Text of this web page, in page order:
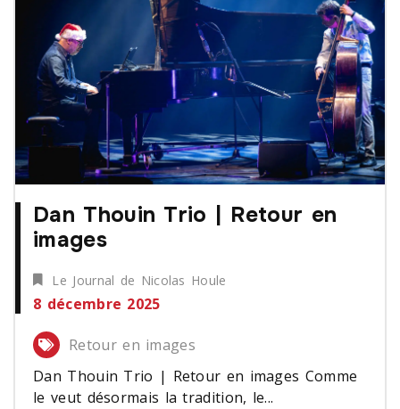
Dan Thouin Trio | Retour en
images
Le Journal de Nicolas Houle
8 décembre 2025
Retour en images
Dan Thouin Trio | Retour en images Comme
le veut désormais la tradition, le...